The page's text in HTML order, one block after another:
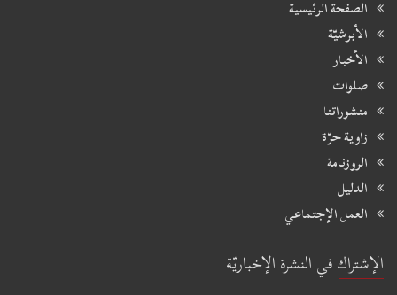
الصفحة الرئيسية
الأبرشيّة
الأخبار
صلوات
منشوراتنا
زاوية حرّة
الروزنامة
الدليل
العمل الإجتماعي
الإشتراك في النشرة الإخباريّة